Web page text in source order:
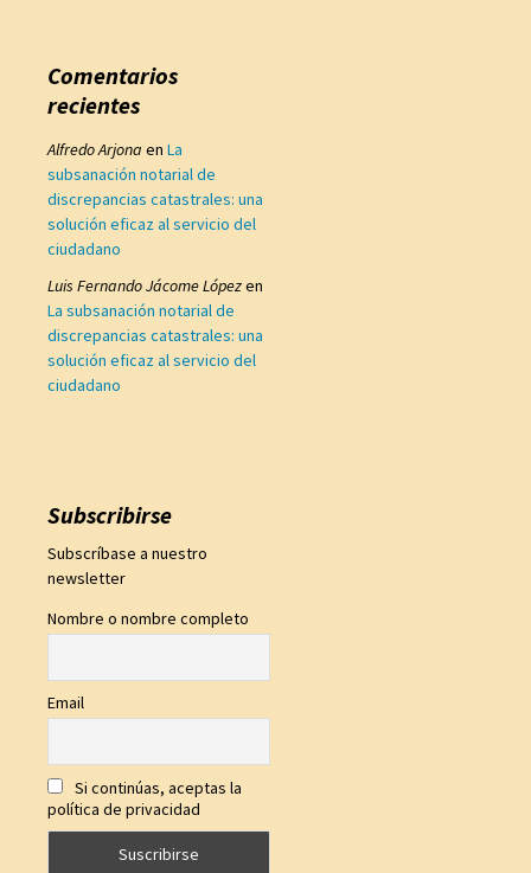
Comentarios
recientes
Alfredo Arjona en La
subsanación notarial de
discrepancias catastrales: una
solución eficaz al servicio del
ciudadano
Luis Fernando Jácome Lópezen
La subsanación notarial de
discrepancias catastrales: una
solución eficaz al servicio del
ciudadano
Subscribirse
Subscríbase a nuestro
newsletter
Nombre o nombre completo
Email
Si continúas, aceptas la
política de privacidad